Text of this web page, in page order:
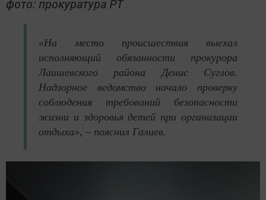
фото: прокуратура РТ
«На место происшествия выехал
исполняющий обязанности прокурора
Лаишевского района Денис Суглов.
Надзорное ведомство начало проверку
соблюдения требований безопасности
жизни и здоровья детей при организации
отдыха», – пояснил Галиев.